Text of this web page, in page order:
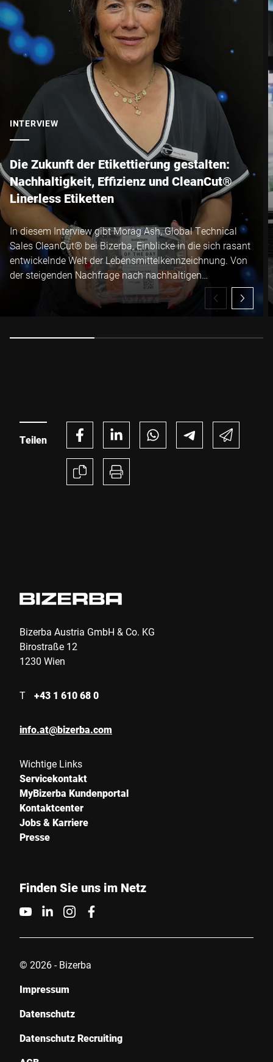
INTERVIEW
Die Zukunft der Etikettierung gestalten:
Nachhaltigkeit, Effizienz und CleanCut®
Linerless Etiketten
In diesem Interview gibt Morag Ash, Global Technical
Sales CleanCut® bei Bizerba, Einblicke in die sich rasant
entwickelnde Welt der Lebensmittelkennzeichnung. Von
der steigenden Nachfrage nach nachhaltigen
Verpackungen und Etiketten bis hin zu den betrieblichen
und ökologischen Vorteilen der trägerlosen CleanCut®
Teilen
Bizerba Austria GmbH & Co. KG
Birostraße 12
1230 Wien
T +43 1 610 68 0
info.at@bizerba.com
Wichtige Links
Servicekontakt
MyBizerba Kundenportal
Kontaktcenter
Jobs & Karriere
Presse
Finden Sie uns im Netz
© 2026 - Bizerba
Impressum
Datenschutz
Datenschutz Recruiting